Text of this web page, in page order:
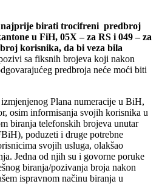
najprije birati trocifreni predbroj
u FiH, 05X – za RS i 049 – za
korisnika, da bi veza bila
sa fiksnih brojeva koji nakon
predbroja neće moći biti
Plana numeracije u BiH,
osim informisanja svojih korisnika u
biranja telefonskih brojeva unutar
poduzeti i druge potrebne
svojih usluga, olakšao
Jedna od njih su i govorne poruke
biranja/pozivanja broja nakon
ispravnom načinu biranja u